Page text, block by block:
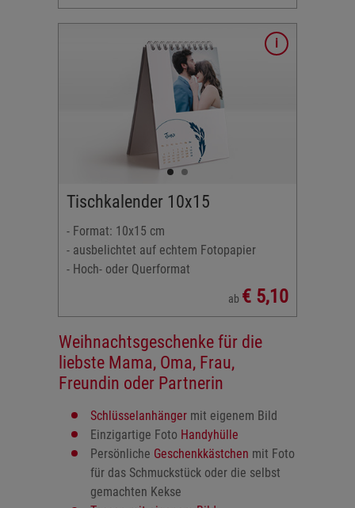
Tischkalender 10x15
- Format: 10x15 cm
- ausbelichtet auf echtem Fotopapier
- Hoch- oder Querformat
ab € 5,10
Weihnachtsgeschenke für die
liebste Mama, Oma, Frau,
Freundin oder Partnerin
Schlüsselanhänger mit eigenem Bild
Einzigartige Foto Handyhülle
Persönliche Geschenkkästchen mit Foto
für das Schmuckstück oder die selbst
gemachten Kekse